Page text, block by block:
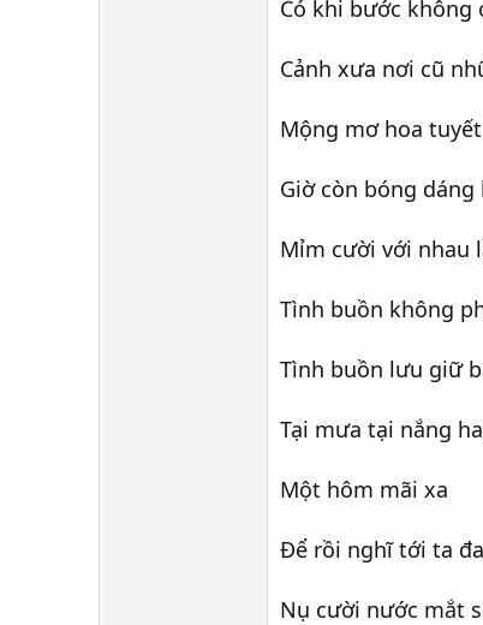
Có khi bước không
Cảnh xưa nơi cũ
Mộng mơ hoa
Giờ còn bóng
Mỉm cười với nhau
Tình buồn không
Tình buồn lưu giữ
Tại mưa tại nắng
Một hôm mãi xa
Để rồi nghĩ tới ta
Nụ cười nước mắt